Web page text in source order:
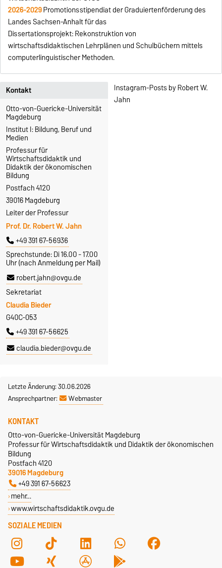
2026-2029Promotionsstipendiat der Graduiertenförderung des
Landes Sachsen-Anhalt für das
Dissertationsprojekt: Rekonstruktion von
wirtschaftsdidaktischen Lehrplänen und Schulbüchern mittels
computerlinguistischer Methoden.
Kontakt
Otto-von-Guericke-Universität
Magdeburg
Institut I: Bildung, Beruf und
Medien
Professur für
Wirtschaftsdidaktik und
Didaktik der ökonomischen
Bildung
Postfach 4120
39016 Magdeburg
Leiter der Professur
Prof. Dr. Robert W. Jahn
+49 391 67-56936
Sprechstunde: Di 16.00 - 17.00
Uhr (nach Anmeldung per Mail)
robert.jahn@ovgu.de
Sekretariat
Claudia Bieder
G40C-053
+49 391 67-56625
claudia.bieder@ovgu.de
Instagram-Posts by Robert W.
Jahn
Letzte Änderung: 30.06.2026
Ansprechpartner:
Webmaster
SOZIALE MEDIEN
KONTAKT
Otto-von-Guericke-Universität Magdeburg
Professur für Wirtschaftsdidaktik und Didaktik der ökonomischen
Bildung
Postfach 4120
39016 Magdeburg
+49 391 67-56623
mehr…
www.wirtschaftsdidaktik.ovgu.de